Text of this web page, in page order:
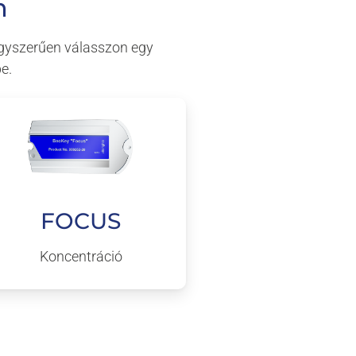
válasszon egy
FOCUS
Koncentráció